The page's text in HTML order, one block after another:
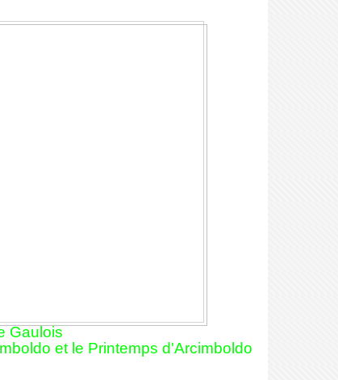
Gaulois
et le Printemps d'Arcimboldo